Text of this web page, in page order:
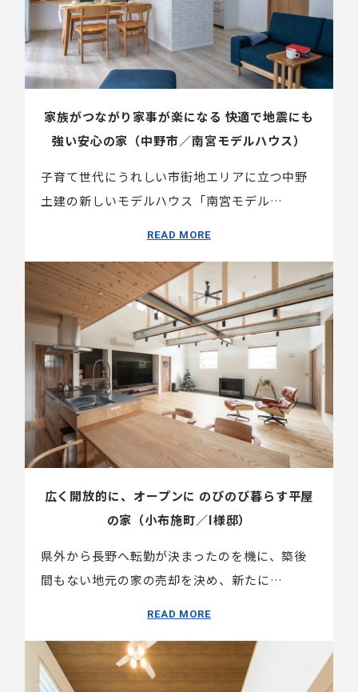
家族がつながり家事が楽になる 快適で地震にも
強い安心の家（中野市／南宮モデルハウス）
子育て世代にうれしい市街地エリアに立つ中野
土建の新しいモデルハウス「南宮モデル…
広く開放的に、オープンに のびのび暮らす平屋
の家（小布施町／I様邸）
県外から長野へ転勤が決まったのを機に、築後
間もない地元の家の売却を決め、新たに…